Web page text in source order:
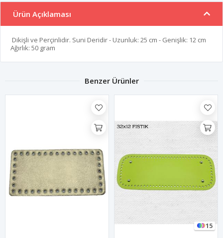
Ürün Açıklaması
Dikişli ve Perçinlidir. Suni Deridir - Uzunluk: 25 cm - Genişlik: 12 cm
Ağırlık: 50 gram
Benzer Ürünler
15